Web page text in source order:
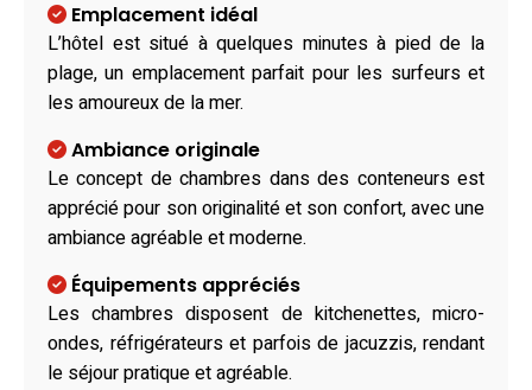
Emplacement idéal
L’hôtel est situé à quelques minutes à pied de la
plage, un emplacement parfait pour les surfeurs et
les amoureux de la mer.
Ambiance originale
Le concept de chambres dans des conteneurs est
apprécié pour son originalité et son confort, avec une
ambiance agréable et moderne.
Équipements appréciés
Les chambres disposent de kitchenettes, micro-
ondes, réfrigérateurs et parfois de jacuzzis, rendant
le séjour pratique et agréable.